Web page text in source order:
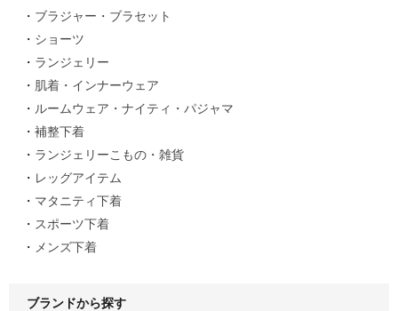
ブラジャー・ブラセット
ショーツ
ランジェリー
肌着・インナーウェア
ルームウェア・ナイティ・パジャマ
補整下着
ランジェリーこもの・雑貨
レッグアイテム
マタニティ下着
スポーツ下着
メンズ下着
ブランドから探す